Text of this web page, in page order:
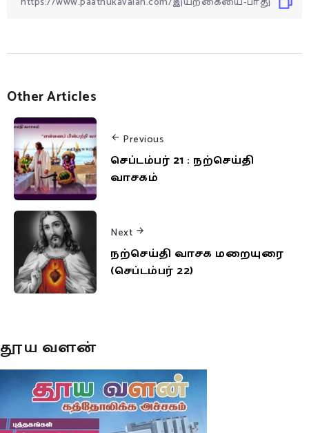
Other Articles
Previous
செப்டம்பர் 21 : நற்செய்தி
வாசகம்
Next
நற்செய்தி வாசக மறையுரை
(செப்டம்பர் 22)
தூய வளன்